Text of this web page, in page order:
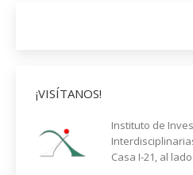
¡VISÍTANOS!
Instituto de
Casa I-21, al